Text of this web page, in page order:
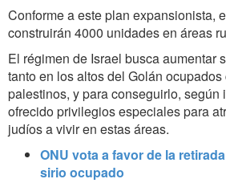
Conforme a este plan expansionista,
construirán 4000 unidades en áreas
El régimen de Israel busca aumentar
tanto en los altos del Golán
palestinos, y para conseguirlo, según
ofrecido privilegios especiales para
judíos a vivir en estas áreas.
ONU vota a favor de la
sirio ocupado